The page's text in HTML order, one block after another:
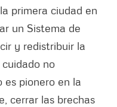
primera ciudad en
un Sistema de
y redistribuir la
no
es pionero en la
cerrar las brechas